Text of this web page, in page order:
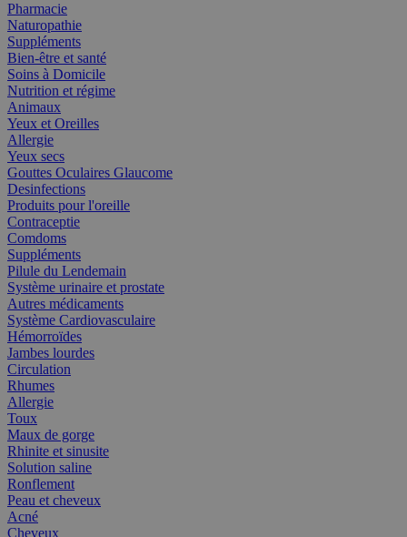
Pharmacie
Naturopathie
Suppléments
Bien-être et santé
Soins à Domicile
Nutrition et régime
Animaux
Yeux et Oreilles
Allergie
Yeux secs
Gouttes Oculaires Glaucome
Desinfections
Produits pour l'oreille
Contraceptie
Comdoms
Suppléments
Pilule du Lendemain
Système urinaire et prostate
Autres médicaments
Système Cardiovasculaire
Hémorroïdes
Jambes lourdes
Circulation
Rhumes
Allergie
Toux
Maux de gorge
Rhinite et sinusite
Solution saline
Ronflement
Peau et cheveux
Acné
Cheveux